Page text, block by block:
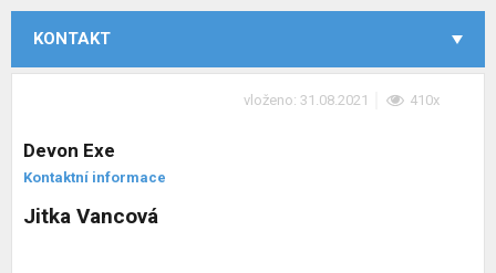
KONTAKT
vloženo: 31.08.2021 410x
Devon Exe
Kontaktní informace
Jitka Vancová